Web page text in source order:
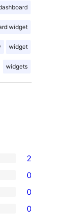
widget
widget
widgets
2
0
0
0